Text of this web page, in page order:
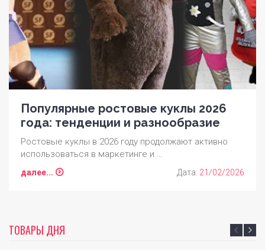
Популярные ростовые куклы 2026
года: тенденции и разнообразие
Ростовые куклы в 2026 году продолжают активно
использоваться в маркетинге и …
далее... Дата: 21/02/2026
ТОВАРЫ ДНЯ